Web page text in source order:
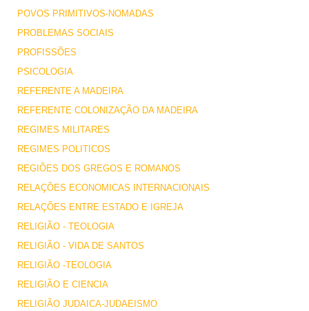
POVOS PRIMITIVOS-NOMADAS
PROBLEMAS SOCIAIS
PROFISSÕES
PSICOLOGIA
REFERENTE A MADEIRA
REFERENTE COLONIZAÇÃO DA MADEIRA
REGIMES MILITARES
REGIMES POLITICOS
REGIÕES DOS GREGOS E ROMANOS
RELAÇÕES ECONOMICAS INTERNACIONAIS
RELAÇÕES ENTRE ESTADO E IGREJA
RELIGIÃO - TEOLOGIA
RELIGIÃO - VIDA DE SANTOS
RELIGIÃO -TEOLOGIA
RELIGIÃO E CIENCIA
RELIGIÃO JUDAICA-JUDAEISMO